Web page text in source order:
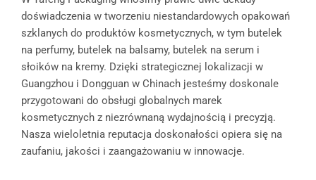
doświadczenia w tworzeniu niestandardowych opakowań
szklanych do produktów kosmetycznych, w tym butelek
na perfumy, butelek na balsamy, butelek na serum i
słoików na kremy. Dzięki strategicznej lokalizacji w
Guangzhou i Dongguan w Chinach jesteśmy doskonale
przygotowani do obsługi globalnych marek
kosmetycznych z niezrównaną wydajnością i precyzją.
Nasza wieloletnia reputacja doskonałości opiera się na
zaufaniu, jakości i zaangażowaniu w innowacje.